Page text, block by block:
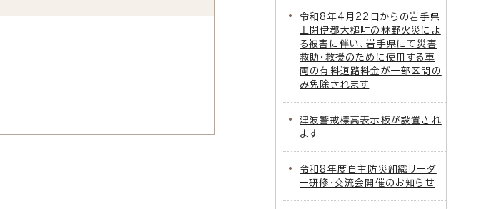
令和8年4月22日からの岩手県
上閉伊郡大槌町の林野火災によ
る被害に伴い、岩手県にて災害
救助・救援のために使用する車
両の有料道路料金が一部区間の
み免除されます
津波警戒標高表示板が設置され
ます
令和8年度自主防災組織リーダ
ー研修・交流会開催のお知らせ